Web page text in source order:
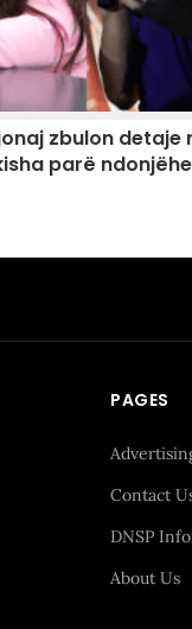
zbulon detaje
parë
PAGES
Contact
DNSP
About Us